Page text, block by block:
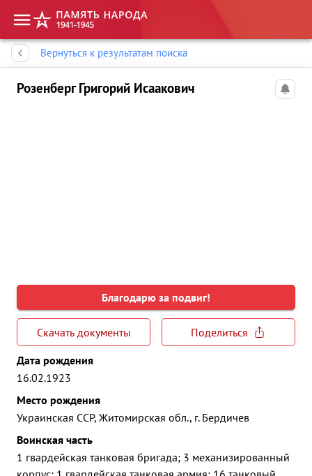
Вернуться к результатам поиска
Розенберг Григорий Исаакович
Благодарю за подвиг!
Скачать документы
Поделиться
Дата рождения
16.02.1923
Место рождения
Украинская ССР, Житомирская обл., г. Бердичев
Воинская часть
1 гвардейская танковая бригада; 3 механизированный
Память народа